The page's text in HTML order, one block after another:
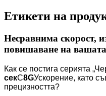
Етикети на
Несравнима скорост,
повишаване на
Как се постига серията
секС8GУскорение, като
прецизността?